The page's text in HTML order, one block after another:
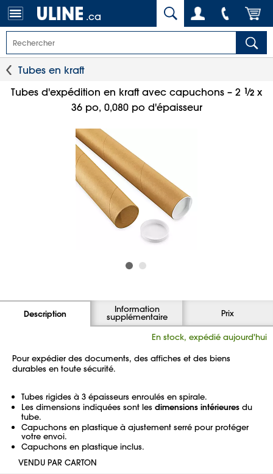
.ca
Tubes en kraft
Tubes d'expédition en kraft avec capuchons – 2 1⁄2 x
36 po, 0,080 po d'épaisseur
Description Information
supplémentaire Prix
En stock, expédié aujourd'hui
Pour expédier des documents, des affiches et des biens
durables en toute sécurité.
Tubes rigides à 3 épaisseurs enroulés en spirale.
Les dimensions indiquées sont les dimensions intérieures du
tube.
Capuchons en plastique à ajustement serré pour protéger
votre envoi.
Capuchons en plastique inclus.
VENDU PAR CARTON